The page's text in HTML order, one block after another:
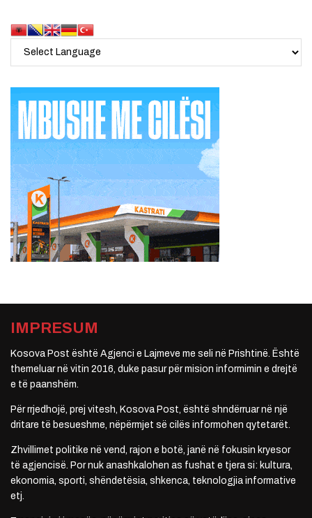
IMPRESUM
Kosova Post është Agjenci e Lajmeve me seli në Prishtinë. Është
themeluar në vitin 2016, duke pasur për mision informimin e drejtë
e të paanshëm.
Për rrjedhojë, prej vitesh, Kosova Post, është shndërruar në një
dritare të besueshme, nëpërmjet së cilës informohen qytetarët.
Zhvillimet politike në vend, rajon e botë, janë në fokusin kryesor
të agjencisë. Por nuk anashkalohen as fushat e tjera si: kultura,
ekonomia, sporti, shëndetësia, shkenca, teknologjia informative
etj.